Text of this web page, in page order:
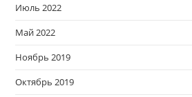
Июль 2022
Май 2022
Ноябрь 2019
Октябрь 2019